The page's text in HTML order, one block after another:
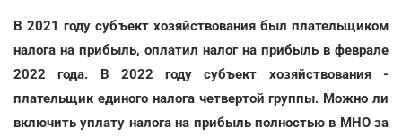
В 2021 году субъект хозяйствования был плательщиком
налога на прибыль, оплатил налог на прибыль в феврале
2022 года. В 2022 году субъект хозяйствования -
плательщик единого налога четвертой группы. Можно ли
включить уплату налога на прибыль полностью в МНО за